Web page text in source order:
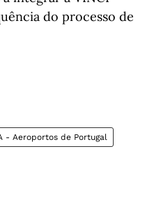
do processo de
- Aeroportos de Portugal